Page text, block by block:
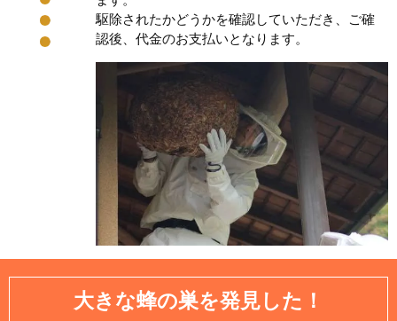
駆除されたかどうかを確認していただき、ご確
認後、代金のお支払いとなります。
大きな蜂の巣を発見した！